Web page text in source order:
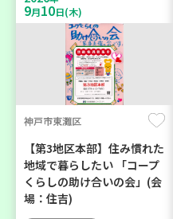
9月10日(木)
神戸市東灘区
【第3地区本部】住み慣れた
地域で暮らしたい 「コープ
くらしの助け合いの会」(会
場：住吉)